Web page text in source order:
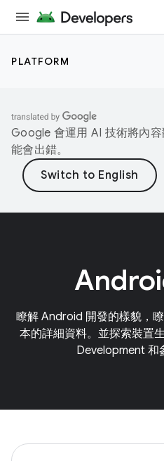
PLATFORM
Google 會運用 AI 技術將內
能會出錯。
瞭解 Android 開發的樣貌，
本的詳細資料。並探索裝置
Development 和